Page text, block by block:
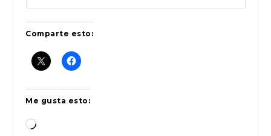
Comparte esto:
Me gusta esto:
Cargando...